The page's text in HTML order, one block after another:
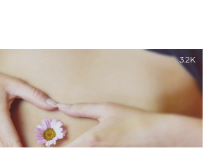
3.2K